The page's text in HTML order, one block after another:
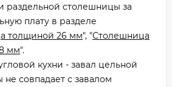
раздельной столешницы за
плату в разделе
толщиной 26 мм", "Столешница
мм".
кухни - завал цельной
совпадает с завалом